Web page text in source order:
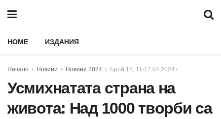
HOME ИЗДАНИЯ
Начало Новини Новини 2024 Брой 15, 11-17.04.2024 г.
Усмихнатата страна на
живота: Над 1000 творби са